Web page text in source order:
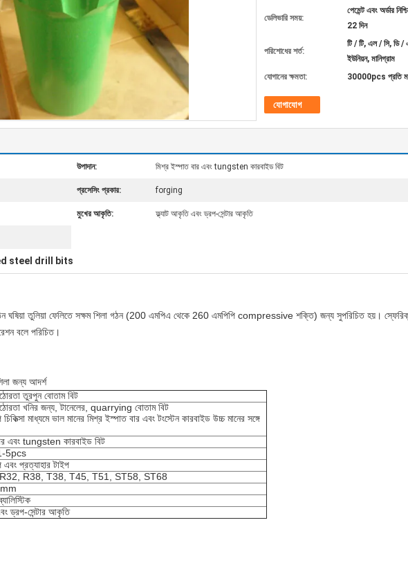
ডেলিভারি সময়:
পেমেন্ট এবং অর্ডার
22 দিন
পরিশোধের শর্ত:
টি / টি, এল / সি, ডি /
ইউনিয়ন, মানিগ্রাম
যোগানের ক্ষমতা:
30000pcs প্রতি
যোগাযোগ
উপাদান: মিশ্র ইস্পাত বার এবং tungsten কারবাইড বিট
প্রসেসিং প্রকার: forging
মুখের আকৃতি: ফ্ল্যাট আকৃতি এবং ড্রপ-সেন্টার আকৃতি
steel drill bits
ঘষিয়া তুলিয়া ফেলিতে সক্ষম শিলা গঠন (200 এমপিএ থেকে 260 এমপিপি compressive শক্তি) জন্য সুপরিচিত হয়।
বলে পরিচিত।
জন্য আদর্শ
তুরপুন বোতাম বিট
খনির জন্য, টানেলের, quarrying বোতাম বিট
মাধ্যমে ভাল মানের মিশ্র ইস্পাত বার এবং টংস্টেন কারবাইড উচ্চ মানের সঙ্গে
এবং tungsten কারবাইড বিট
1-5pcs
এবং প্রত্যাহার টাইপ
R38, T38, T45, T51, ST58, ST68
ড্রপ-সেন্টার আকৃতি